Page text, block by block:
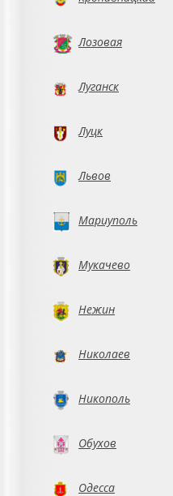
Лозовая
Луганск
Луцк
Львов
Мариуполь
Мукачево
Нежин
Николаев
Никополь
Обухов
Одесса